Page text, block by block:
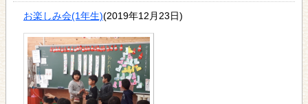
お楽しみ会(1年生)(2019年12月23日)